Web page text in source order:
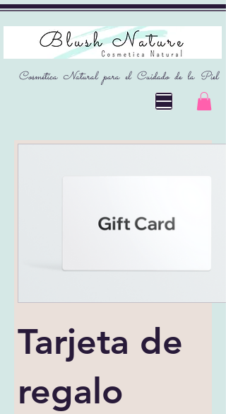
Cosmética Natural para el Cuidado de la Piel
Tarjeta de
regalo